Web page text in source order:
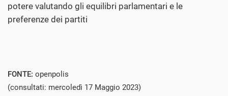
potere valutando gli equilibri parlamentari e le
preferenze dei partiti
FONTE: openpolis
(consultati: mercoledì 17 Maggio 2023)